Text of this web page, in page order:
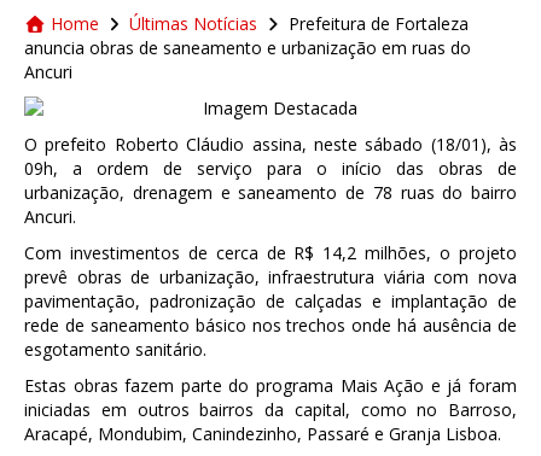
Home Últimas Notícias
Prefeitura de Fortaleza
anuncia obras de saneamento e urbanização em ruas do
Ancuri
O prefeito Roberto Cláudio assina, neste sábado (18/01), às
09h, a ordem de serviço para o início das obras de
urbanização, drenagem e saneamento de 78 ruas do bairro
Ancuri.
Com investimentos de cerca de R$ 14,2 milhões, o projeto
prevê obras de urbanização, infraestrutura viária com nova
pavimentação, padronização de calçadas e implantação de
rede de saneamento básico nos trechos onde há ausência de
esgotamento sanitário.
Estas obras fazem parte do programa Mais Ação e já foram
iniciadas em outros bairros da capital, como no Barroso,
Aracapé, Mondubim, Canindezinho, Passaré e Granja Lisboa.